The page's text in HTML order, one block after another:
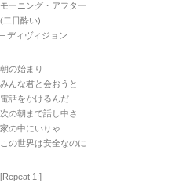
モーニング・アフター
(二日酔い)
– ディヴィジョン
朝の始まり
みんな君と会おうと
電話をかけるんだ
次の朝まで話し中さ
家の中にいりゃ
この世界は安全なのに
[Repeat 1:]